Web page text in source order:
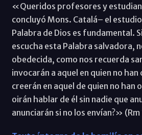
«Queridos profesores y
concluyó Mons. Catalá– el
Palabra de Dios es fundamental.
escucha esta Palabra salvadora,
obedecida, como nos recuerda
invocarán a aquel en quien no han
creerán en aquel de quien no han
oirán hablar de él sin nadie que
anunciarán si no los envían?»